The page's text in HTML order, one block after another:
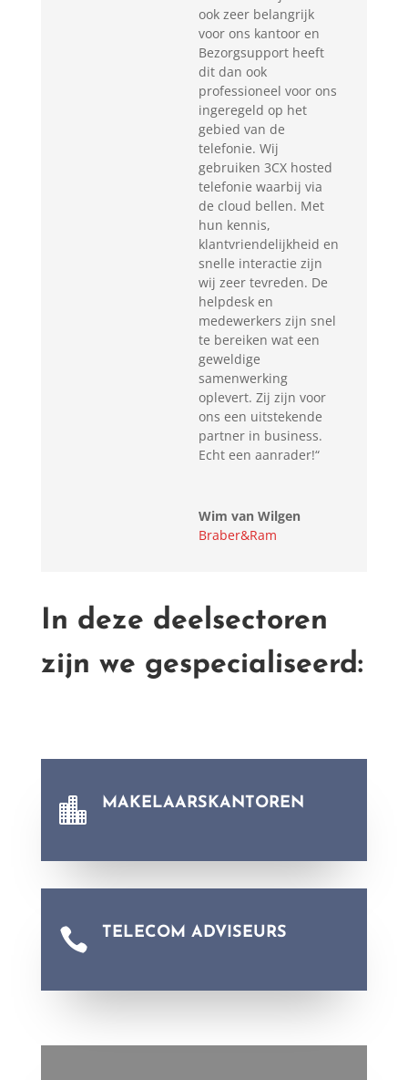
ook zeer belangrijk
voor ons kantoor en
Bezorgsupport heeft
dit dan ook
professioneel voor ons
ingeregeld op het
gebied van de
telefonie. Wij
gebruiken 3CX hosted
telefonie waarbij via
de cloud bellen. Met
hun kennis,
klantvriendelijkheid en
snelle interactie zijn
wij zeer tevreden. De
helpdesk en
medewerkers zijn snel
te bereiken wat een
geweldige
samenwerking
oplevert. Zij zijn voor
ons een uitstekende
partner in business.
Echt een aanrader!“
Wim van Wilgen
Braber&Ram
In deze deelsectoren
zijn we gespecialiseerd:
 MAKELAARSKANTOREN
 TELECOM ADVISEURS